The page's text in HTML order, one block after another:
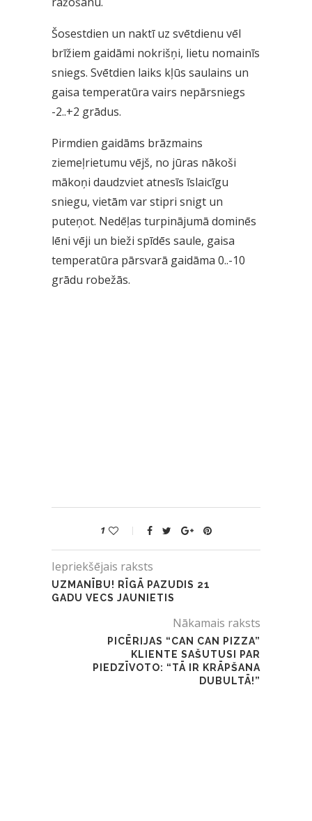
Šosestdien un naktī uz svētdienu vēl
brīžiem gaidāmi nokrišņi, lietu nomainīs
sniegs. Svētdien laiks kļūs saulains un
gaisa temperatūra vairs nepārsniegs
-2..+2 grādus.
Pirmdien gaidāms brāzmains
ziemeļrietumu vējš, no jūras nākoši
mākoņi daudzviet atnesīs īslaicīgu
sniegu, vietām var stipri snigt un
puteņot. Nedēļas turpinājumā dominēs
lēni vēji un bieži spīdēs saule, gaisa
temperatūra pārsvarā gaidāma 0..-10
grādu robežās.
1
Iepriekšējais raksts
UZMANĪBU! RĪGĀ PAZUDIS 21
GADU VECS JAUNIETIS
Nākamais raksts
PICĒRIJAS “CAN CAN PIZZA”
KLIENTE SAŠUTUSI PAR
PIEDZĪVOTO: “TĀ IR KRĀPŠANA
DUBULTĀ!”